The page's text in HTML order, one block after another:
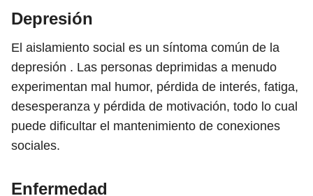
Depresión
El aislamiento social es un síntoma común de la
depresión . Las personas deprimidas a menudo
experimentan mal humor, pérdida de interés, fatiga,
desesperanza y pérdida de motivación, todo lo cual
puede dificultar el mantenimiento de conexiones
sociales.
Enfermedad